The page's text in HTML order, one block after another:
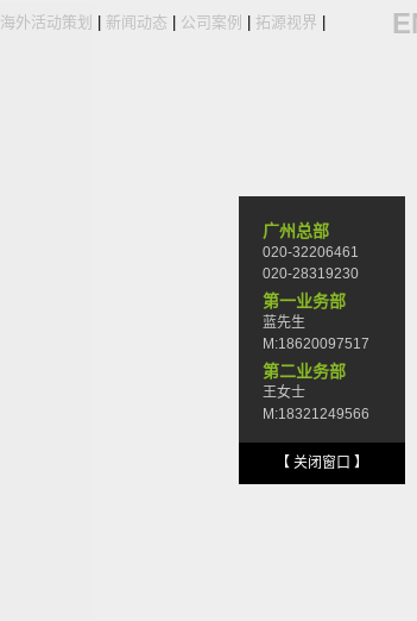
海外活动策划 新闻动态 公司案例 拓源视界
广州总部
020-32206461
020-28319230
第一业务部
蓝先生
M:18620097517
第二业务部
王女士
M:18321249566
【 关闭窗口 】